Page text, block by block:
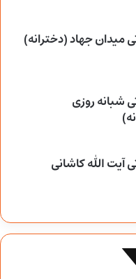
میدان جهاد (دخترانه)
شبانه روزی
آیت الله کاشانی